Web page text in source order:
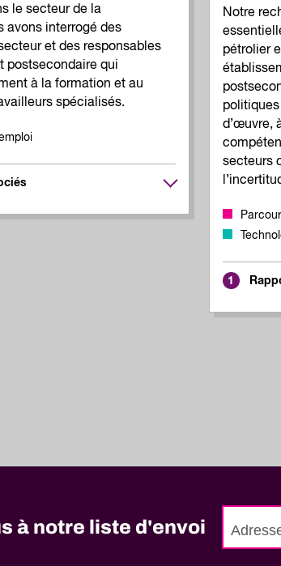
le secteur de la
avons interrogé des
et des responsables
postsecondaire qui
à la formation et au
spécialisés.
Notre
pétrolier
d’œuvre,
secteurs
1
à notre liste d'envoi